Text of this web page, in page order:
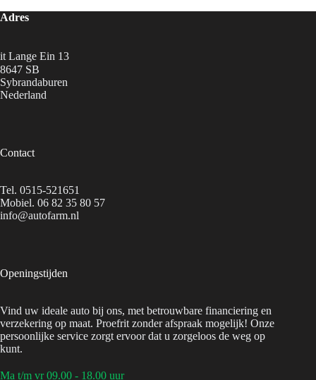
Adres
it Lange Ein 13
8647 SB
Sybrandaburen
Nederland
Contact
Tel. 0515-521651
Mobiel. 06 82 35 80 57
info@autofarm.nl
Openingstijden
Vind uw ideale auto bij ons, met betrouwbare financiering en
verzekering op maat. Proefrit zonder afspraak mogelijk! Onze
persoonlijke service zorgt ervoor dat u zorgeloos de weg op
kunt.
Ma t/m vr 09.00 - 18.00 uur